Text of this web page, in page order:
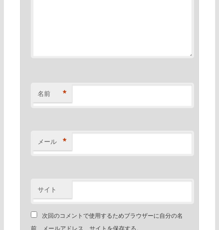
名前 *
メール *
サイト
次回のコメントで使用するためブラウザーに自分の名
前、メールアドレス、サイトを保存する。